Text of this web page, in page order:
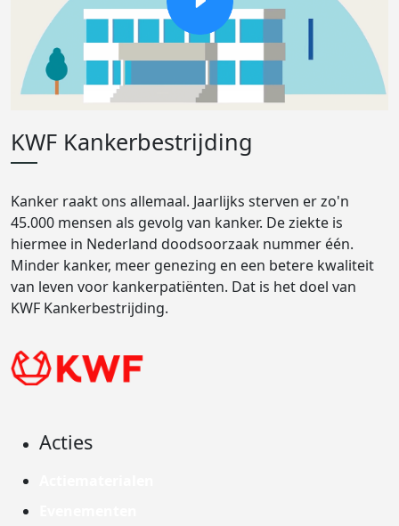
KWF Kankerbestrijding
Kanker raakt ons allemaal. Jaarlijks sterven er zo'n
45.000 mensen als gevolg van kanker. De ziekte is
hiermee in Nederland doodsoorzaak nummer één.
Minder kanker, meer genezing en een betere kwaliteit
van leven voor kankerpatiënten. Dat is het doel van
KWF Kankerbestrijding.
Acties